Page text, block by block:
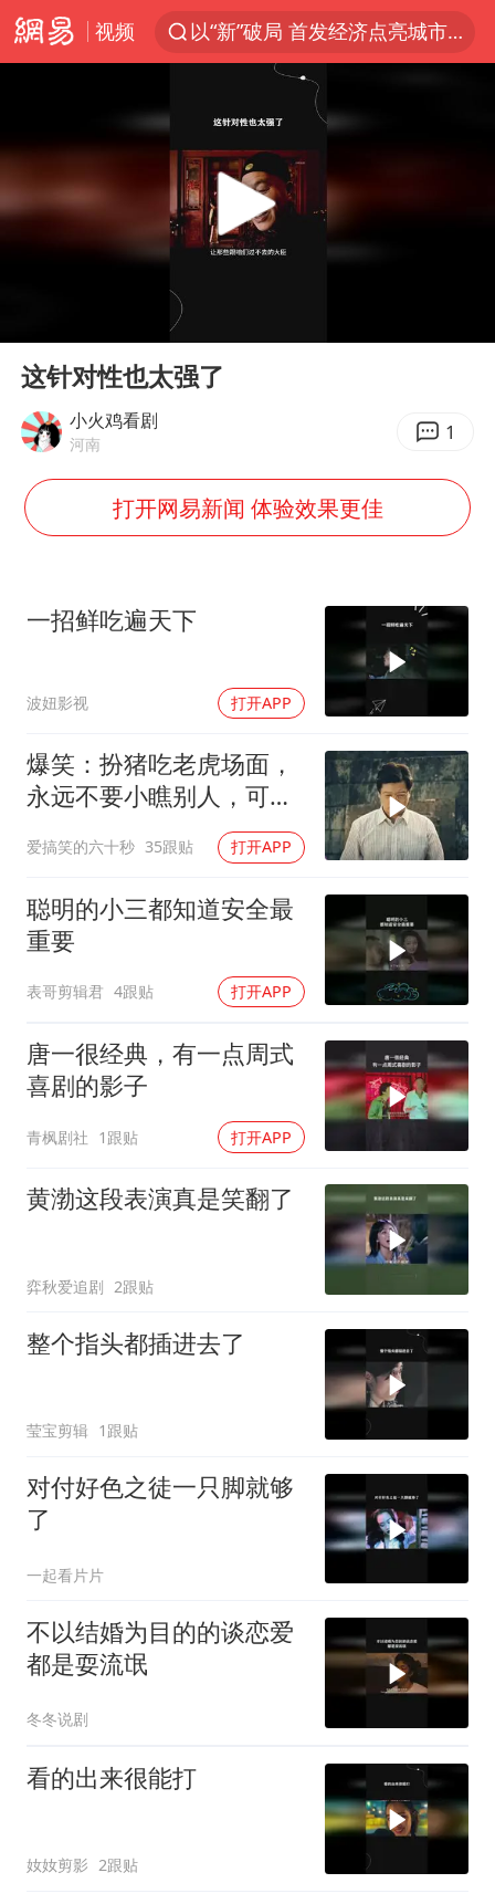
视频
以“新”破局 首发经济点亮城市消费活力
U17国足三战全胜
秋天的第一杯奶茶安排上了吗
台风白海豚登陆地点更新
贵州轮胎子公司获美国退税8136万
郑国霖回应去景区上班被保安拦下
OpenAI免费版将升级为GPT-5.6 Luna
奋进开新局 实干挑大梁
Play
这针对性也太强了
小火鸡看剧
河南 1
打开网易新闻 体验效果更佳
一招鲜吃遍天下
波妞影视 打开APP
爆笑：扮猪吃老虎场面，
永远不要小瞧别人，可能
爱搞笑的六十秒 35跟贴 打开APP
聪明的小三都知道安全最
重要
表哥剪辑君 4跟贴 打开APP
唐一很经典，有一点周式
喜剧的影子
青枫剧社 1跟贴 打开APP
黄渤这段表演真是笑翻了
弈秋爱追剧 2跟贴
整个指头都插进去了
莹宝剪辑 1跟贴
对付好色之徒一只脚就够
了
一起看片片
不以结婚为目的的谈恋爱
都是耍流氓
冬冬说剧
看的出来很能打
奻奻剪影 2跟贴